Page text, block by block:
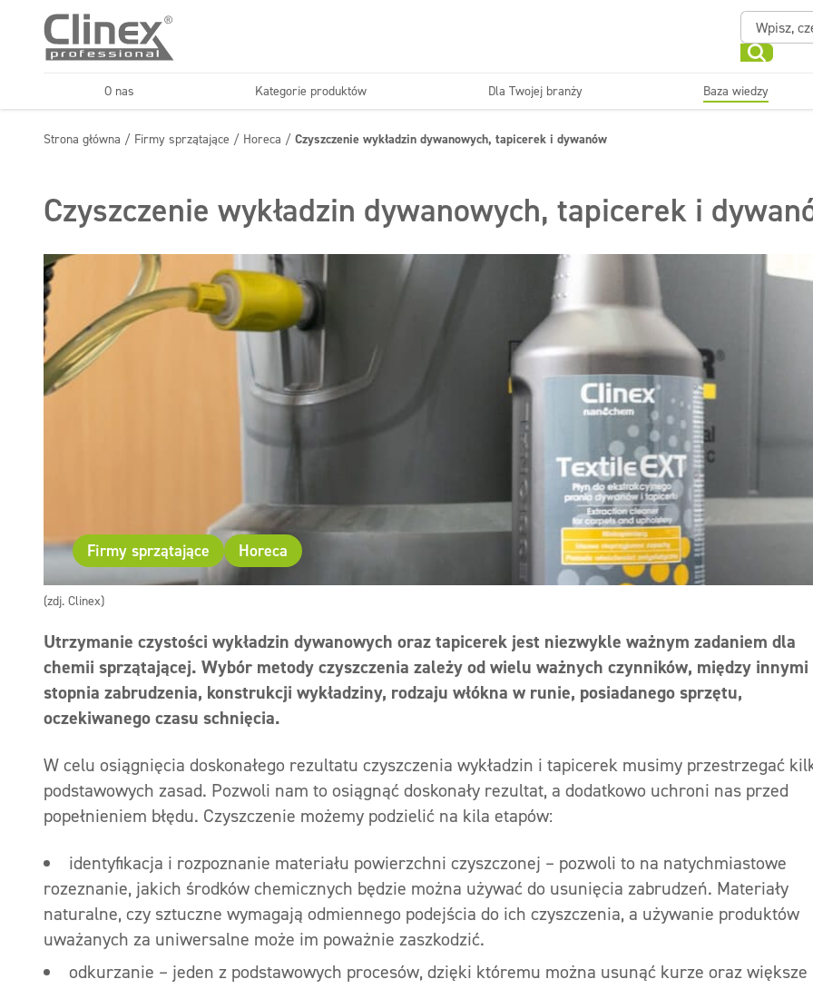
O nas Kategorie produktów Dla Twojej branży
Horeca Firmy sprzątające Beauty
Baza wiedzy
Strona główna / Firmy sprzątające / Horeca / Czyszczenie wykładzin dywanowych, tapicerek i dywanów
Czyszczenie wykładzin dywanowych, tapicerek i
(zdj. Clinex)
Firmy sprzątające Horeca
Utrzymanie czystości wykładzin dywanowych oraz tapicerek jest niezwykle ważnym zadaniem dla
chemii sprzątającej. Wybór metody czyszczenia zależy od wielu ważnych czynników, między innymi
stopnia zabrudzenia, konstrukcji wykładziny, rodzaju włókna w runie, posiadanego sprzętu,
oczekiwanego czasu schnięcia.
W celu osiągnięcia doskonałego rezultatu czyszczenia wykładzin i tapicerek musimy przestrzegać
podstawowych zasad. Pozwoli nam to osiągnąć doskonały rezultat, a dodatkowo uchroni nas przed
popełnieniem błędu. Czyszczenie możemy podzielić na kila etapów:
identyfikacja i rozpoznanie materiału powierzchni czyszczonej – pozwoli to na natychmiastowe
rozeznanie, jakich środków chemicznych będzie można używać do usunięcia zabrudzeń. Materiały
naturalne, czy sztuczne wymagają odmiennego podejścia do ich czyszczenia, a używanie produktów
uważanych za uniwersalne może im poważnie zaszkodzić.
odkurzanie – jeden z podstawowych procesów, dzięki któremu można usunąć kurze oraz większe